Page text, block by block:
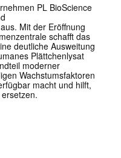
PL BioScience
Mit der Eröffnung
schafft das
deutliche Ausweitung
Plättchenlysat
moderner
Wachstumsfaktoren
macht und hilft,